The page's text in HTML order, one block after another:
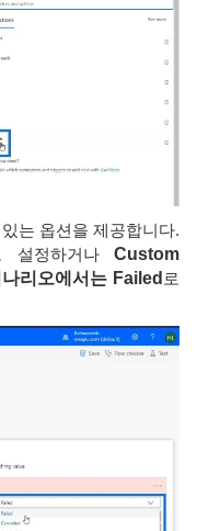
는 옵션을 제공합니다.
설정하거나 Custom
리오에서는 Failed 로